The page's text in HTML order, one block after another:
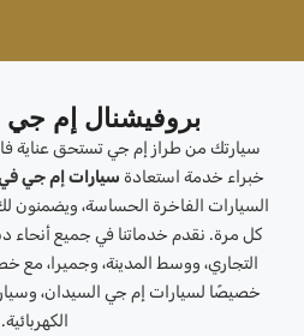
بروفيشنال إم
سيارتك من طراز إم جي تستحق عناية
خبراء خدمة استعادة سيارات إم جي
السيارات الفاخرة الحساسة،
كل مرة. نقدم خدماتنا في جميع أنحاء
التجاري، ووسط المدينة، وجميرا،
خصيصًا لسيارات إم جي السيدان،
الكهربائية.